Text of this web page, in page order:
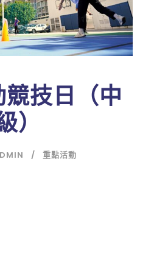
技日（中
重點活動